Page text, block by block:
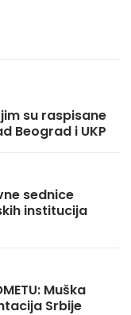
su raspisane
Beograd i UKP
sednice
institucija
Muška
Srbije